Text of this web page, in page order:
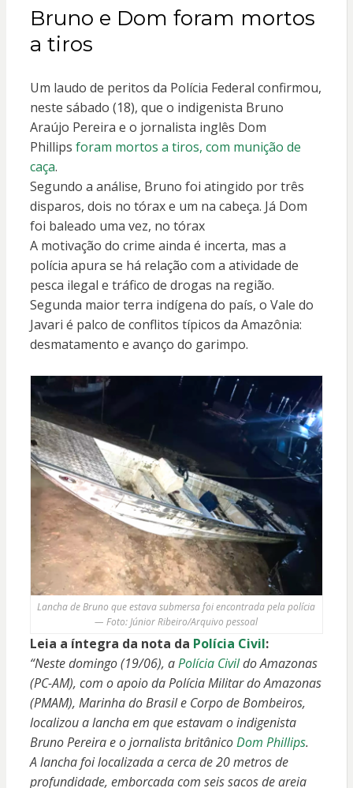
Bruno e Dom foram mortos
a tiros
Um laudo de peritos da Polícia Federal confirmou,
neste sábado (18), que o indigenista Bruno
Araújo Pereira e o jornalista inglês Dom
Phillips foram mortos a tiros, com munição de
caça.
Segundo a análise, Bruno foi atingido por três
disparos, dois no tórax e um na cabeça. Já Dom
foi baleado uma vez, no tórax
A motivação do crime ainda é incerta, mas a
polícia apura se há relação com a atividade de
pesca ilegal e tráfico de drogas na região.
Segunda maior terra indígena do país, o Vale do
Javari é palco de conflitos típicos da Amazônia:
desmatamento e avanço do garimpo.
Lancha de Bruno que estava submersa foi encontrada pela polícia
— Foto: Júnior Ribeiro/Arquivo pessoal
Leia a íntegra da nota da Polícia Civil:
“Neste domingo (19/06), aPolícia Civildo Amazonas
(PC-AM), com o apoio da Polícia Militar do Amazonas
(PMAM), Marinha do Brasil e Corpo de Bombeiros,
localizou a lancha em que estavam o indigenista
Bruno Pereira e o jornalista britânicoDom Phillips.
A lancha foi localizada a cerca de 20 metros de
profundidade, emborcada com seis sacos de areia